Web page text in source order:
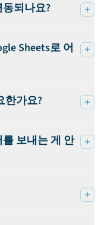
되나요?
Sheets로 어
한가요?
보내는 게 안